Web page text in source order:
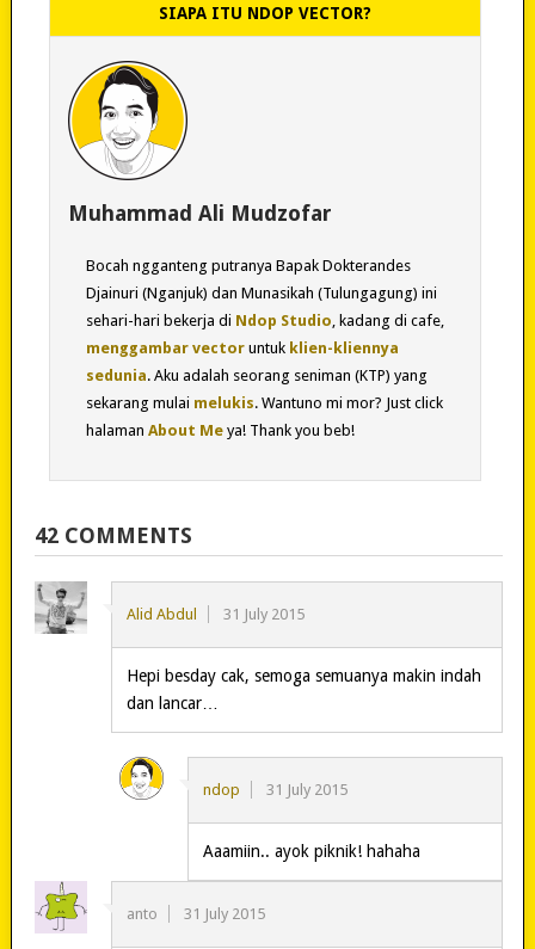
SIAPA ITU NDOP VECTOR?
Muhammad Ali Mudzofar
Bocah ngganteng putranya Bapak Dokterandes
Djainuri (Nganjuk) dan Munasikah (Tulungagung) ini
sehari-hari bekerja di Ndop Studio , kadang di cafe,
menggambar vectoruntuk klien-kliennya
sedunia. Aku adalah seorang seniman (KTP) yang
sekarang mulai melukis. Wantuno mi mor? Just click
halaman About Meya! Thank you beb!
42 COMMENTS
Alid Abdul 31 July 2015
Hepi besday cak, semoga semuanya makin indah
dan lancar…
ndop 31 July 2015
Aaamiin.. ayok piknik! hahaha
anto 31 July 2015